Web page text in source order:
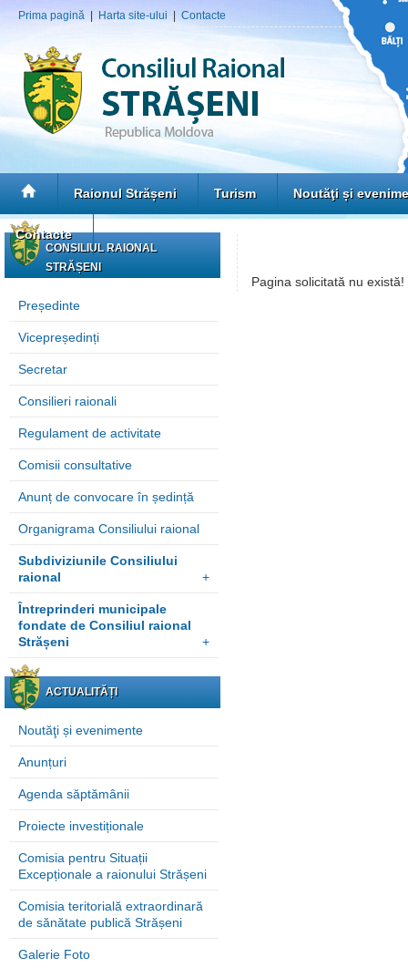
Prima pagină Harta site-ului Contacte
Raionul Strășeni Turism Noutăţi și
Contacte
CONSILIUL RAIONAL
STRĂȘENI
Președinte
Vicepreședinți
Secretar
Consilieri raionali
Regulament de activitate
Comisii consultative
Anunț de convocare în ședință
Organigrama Consiliului raional
Subdiviziunile Consiliului
raional
+
Întreprinderi municipale
fondate de Consiliul raional
Strășeni
+
ACTUALITĂȚI
Noutăţi și evenimente
Anunțuri
Agenda săptămânii
Proiecte investiționale
Comisia pentru Situații
Excepționale a raionului Strășeni
Comisia teritorială extraordinară
de sănătate publică Strășeni
Galerie Foto
Pagina solicitată nu există!